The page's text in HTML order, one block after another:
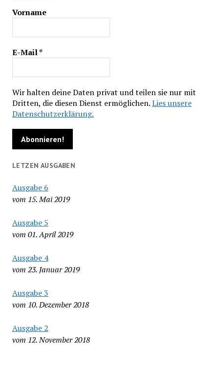
Vorname
E-Mail*
Wir halten deine Daten privat und teilen sie nur mit
Dritten, die diesen Dienst ermöglichen.Lies unsere
Datenschutzerklärung.
LETZEN AUSGABEN
Ausgabe 6
vom 15. Mai 2019
Ausgabe 5
vom 01. April 2019
Ausgabe 4
vom 23. Januar 2019
Ausgabe 3
vom 10. Dezember 2018
Ausgabe 2
vom 12. November 2018